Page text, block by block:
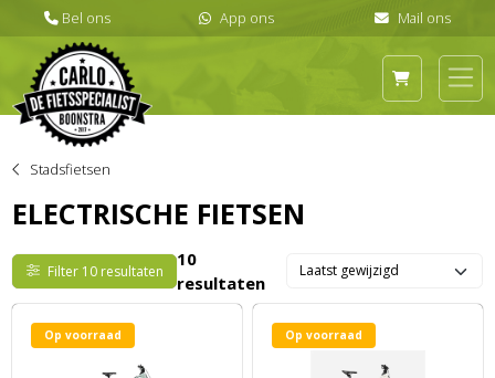
Stadsfietsen
ELECTRISCHE FIETSEN
Filter 10 resultaten
10
resultaten
Op voorraad Op voorraad